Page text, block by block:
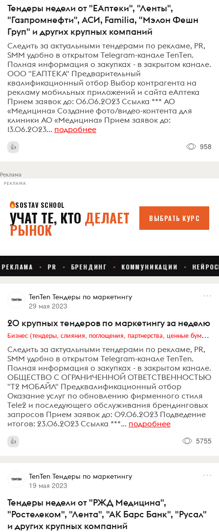
Тендеры недели от "ЕАптеки", "Ленты",
"Газпромнефти", АСИ, Familia, "Мэлон Фешн
Груп" и других крупных компаний
Следить за актуальными тендерами по рекламе, PR,
SMM удобно в открытом Telegram-канале TenTen.
Полная информация о закупках - в закрытом канале.
ООО "ЕАПТЕКА" Предварительный
квалификационный отбор Выбор контрагента на
рекламу мобильных приложений и сайта еАптека
Прием заявок до: 06.06.2023 Ссылка *** АО
«Медицина» Создание фото/видео-контента для
клиники АО «Медицина» Прием заявок до:
13.06.2023... подробнее
958
Реклама
РЕКЛАМА
TenTen Тендеры по маркетингу
29 мая 2023
20 крупных тендеров по маркетингу за неделю
Бизнес (тендеры, слияния, поглощения, партнерства, ценные бумаги, акционеры, финансы и отчетность)
Следить за актуальными тендерами по рекламе, PR,
SMM удобно в открытом Telegram-канале TenTen.
Полная информация о закупках - в закрытом канале.
ОБЩЕСТВО С ОГРАНИЧЕННОЙ ОТВЕТСТВЕННОСТЬЮ
"Т2 МОБАЙЛ" Предквалификационный отбор
Оказание услуг по обновлению фирменного стиля
Tele2 и последующего обслуживания брендинговых
запросов Прием заявок до: 09.06.2023 Подведение
итогов: 23.06.2023 Ссылка ***... подробнее
5755
TenTen Тендеры по маркетингу
19 мая 2023
Тендеры недели от "РЖД Медицина",
"Ростелеком", "Лента", "АК Барс Банк", "Русал"
и других крупных компаний